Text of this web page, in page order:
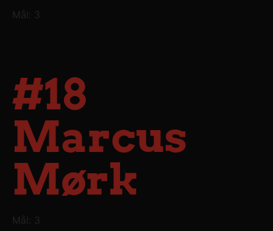
Mål: 3
#18
Marcus
Mørk
Mål: 3